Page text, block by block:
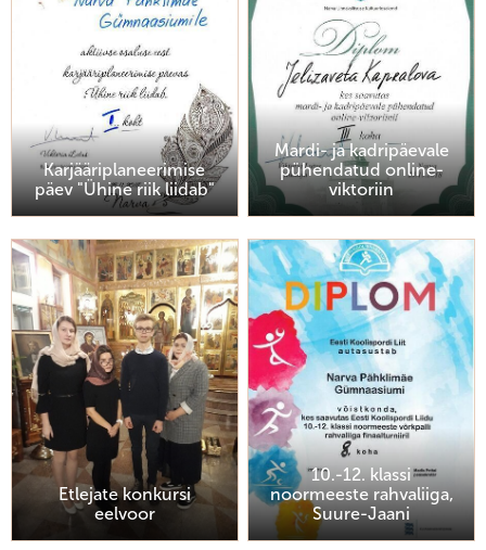
Karjääriplaneerimise
päev "Ühine riik liidab"
Mardi- ja kadripäevale
pühendatud online-
viktoriin
Etlejate konkursi
eelvoor
10.-12. klassi
noormeeste rahvaliiga,
Suure-Jaani